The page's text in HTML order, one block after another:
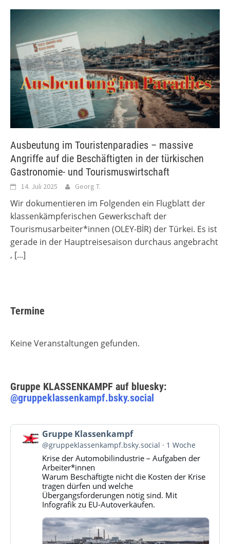
Ausbeutung im Touristenparadies – massive
Angriffe auf die Beschäftigten in der türkischen
Gastronomie- und Tourismuswirtschaft
14. Juli 2025 Georg T.
Wir dokumentieren im Folgenden ein Flugblatt der
klassenkämpferischen Gewerkschaft der
Tourismusarbeiter*innen (OLEY-BİR) der Türkei. Es ist
gerade in der Hauptreisesaison durchaus angebracht
, [...]
Termine
Keine Veranstaltungen gefunden.
Gruppe KLASSENKAMPF auf bluesky:
@gruppeklassenkampf.bsky.social
Beitrag
von
Gruppe
Klassenkampf
Bluesky
ansehen
Gruppe Klassenkampf
@gruppeklassenkampf.bsky.social 1 Woche
Krise der Automobilindustrie – Aufgaben der
Arbeiter*innen
Warum Beschäftigte nicht die Kosten der Krise
tragen dürfen und welche
Übergangsforderungen nötig sind. Mit
Infografik zu EU-Autoverkäufen.